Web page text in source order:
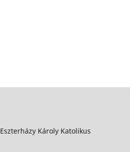
Károly Katolikus